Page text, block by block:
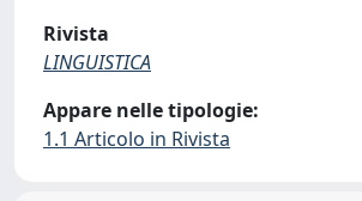
Rivista
LINGUISTICA
Appare nelle tipologie:
1.1 Articolo in Rivista